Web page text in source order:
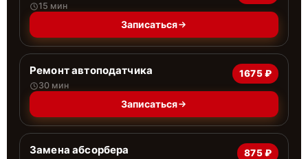
15 мин
Записаться
Ремонт автоподатчика
30 мин
1675 ₽
Записаться
Замена абсорбера 875 ₽